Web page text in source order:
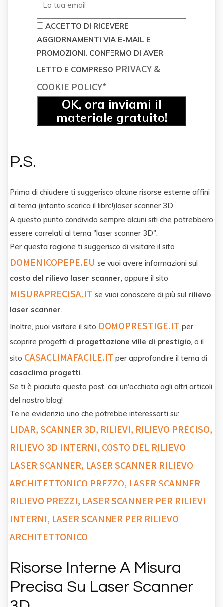
ACCETTO DI RICEVERE
AGGIORNAMENTI VIA E-MAIL E
PROMOZIONI. CONFERMO DI AVER
LETTO E COMPRESO PRIVACY &
COOKIE POLICY*
OK, ora inviami il
materiale gratuito!
P.S.
Prima di chiudere ti suggerisco alcune risorse esterne affini
al tema (intanto scarica il libro!)laser scanner 3D
A questo punto condivido sempre alcuni siti che potrebbero
essere correlati al tema "laser scanner 3D".
Per questa ragione ti suggerisco di visitare il sito
DOMENICOPEPE.EU se vuoi avere informazioni sul
costo del rilievo laser scanner, oppure il sito
MISURAPRECISA.IT se vuoi conoscere di più sul rilievo
laser scanner.
Inoltre, puoi visitare il sito DOMOPRESTIGE.IT per
scoprire progetti di progettazione ville di prestigio, o il
sito CASACLIMAFACILE.IT per approfondire il tema di
casaclima progetti.
Se ti è piaciuto questo post, dai un'occhiata agli altri articoli
del nostro blog!
Te ne evidenzio uno che potrebbe interessarti su:
LIDAR, SCANNER 3D, RILIEVI, RILIEVO PRECISO,
RILIEVO 3D INTERNI, COSTO DEL RILIEVO
LASER SCANNER, LASER SCANNER RILIEVO
ARCHITETTONICO PREZZO, LASER SCANNER
RILIEVO PREZZI, LASER SCANNER PER RILIEVI
INTERNI, LASER SCANNER PER RILIEVO
ARCHITETTONICO
Risorse Interne A Misura
Precisa Su Laser Scanner